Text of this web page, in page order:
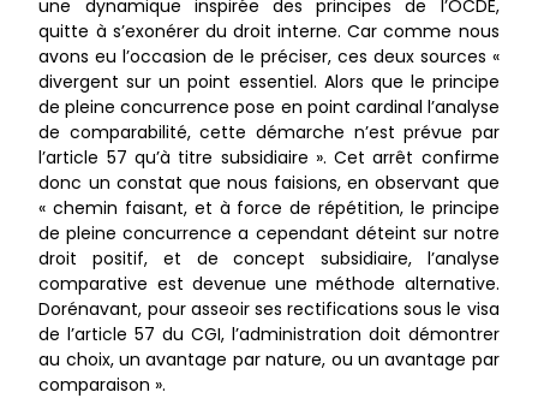
une dynamique inspirée des principes de l’OCDE,
quitte à s’exonérer du droit interne. Car comme nous
avons eu l’occasion de le préciser, ces deux sources «
divergent sur un point essentiel. Alors que le principe
de pleine concurrence pose en point cardinal l’analyse
de comparabilité, cette démarche n’est prévue par
l’article 57 qu’à titre subsidiaire ». Cet arrêt confirme
donc un constat que nous faisions, en observant que
« chemin faisant, et à force de répétition, le principe
de pleine concurrence a cependant déteint sur notre
droit positif, et de concept subsidiaire, l’analyse
comparative est devenue une méthode alternative.
Dorénavant, pour asseoir ses rectifications sous le visa
de l’article 57 du CGI, l’administration doit démontrer
au choix, un avantage par nature, ou un avantage par
comparaison ».